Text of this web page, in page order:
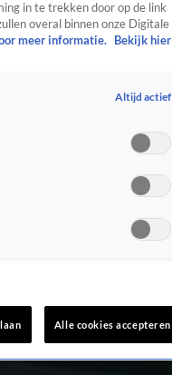
in te trekken door op de link
overal binnen onze Digitale
meer informatie.
Bekijk hier
Altijd actief
Alle cookies accepteren